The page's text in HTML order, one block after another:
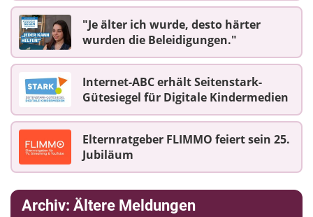
"Je älter ich wurde, desto härter
wurden die Beleidigungen."
Internet-ABC erhält Seitenstark-
Gütesiegel für Digitale Kindermedien
Elternratgeber FLIMMO feiert sein 25.
Jubiläum
Archiv: Ältere Meldungen